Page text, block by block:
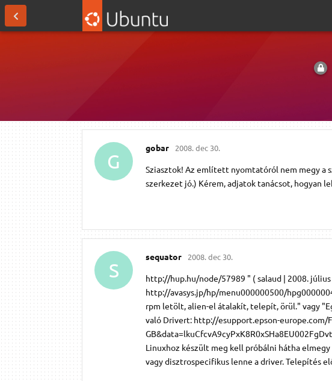
G
gobar 2008. dec 30.
Sziasztok! Az említett nyomtatóról nem megy a
szerkezet jó.) Kérem, adjatok tanácsot, hogyan
S
sequator 2008. dec 30.
http://hup.hu/node/57989 " ( salaud | 2008. július
http://avasys.jp/hp/menu000000500/
rpm letölt, alien-el átalakít, telepít, örül." vagy
való Drivert: http://esupport.epson-europe.com/
Linuxhoz készült meg kell próbálni hátha
vagy disztrospecifikus lenne a driver. Telepítés